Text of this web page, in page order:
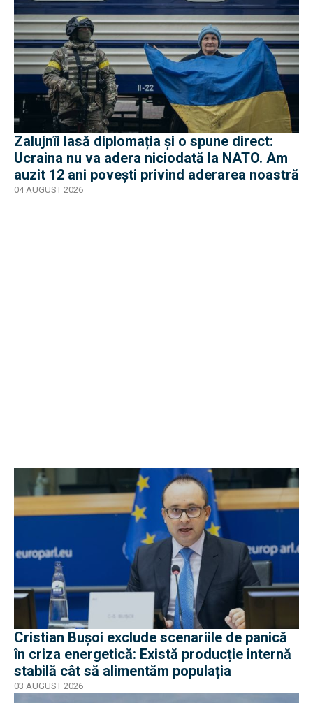
Zalujnîi lasă diplomația și o spune direct:
Ucraina nu va adera niciodată la NATO. Am
auzit 12 ani povești privind aderarea noastră
04 AUGUST 2026
Cristian Bușoi exclude scenariile de panică
în criza energetică: Există producție internă
stabilă cât să alimentăm populația
03 AUGUST 2026